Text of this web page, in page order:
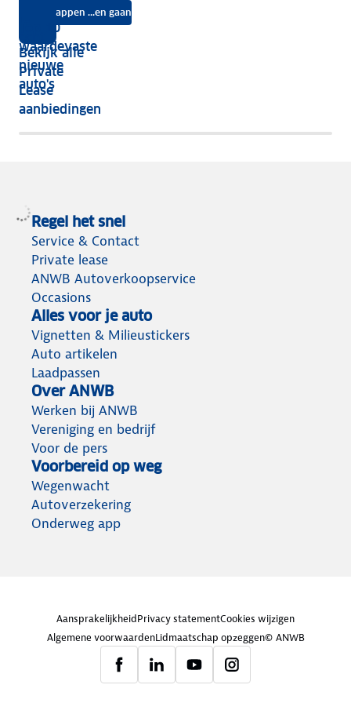
Instappen ...en gaan
Bekijk alle
Private
Lease
aanbiedingen
écht
vijf
jaar
nog
het
meeste
Top 10
waardevaste
nieuwe
auto's
Regel het snel
Service & Contact
Private lease
ANWB Autoverkoopservice
Occasions
Alles voor je auto
Vignetten & Milieustickers
Auto artikelen
Laadpassen
Over ANWB
Werken bij ANWB
Vereniging en bedrijf
Voor de pers
Voorbereid op weg
Wegenwacht
Autoverzekering
Onderweg app
AansprakelijkheidPrivacy statementCookies wijzigen
Algemene voorwaardenLidmaatschap opzeggen© ANWB